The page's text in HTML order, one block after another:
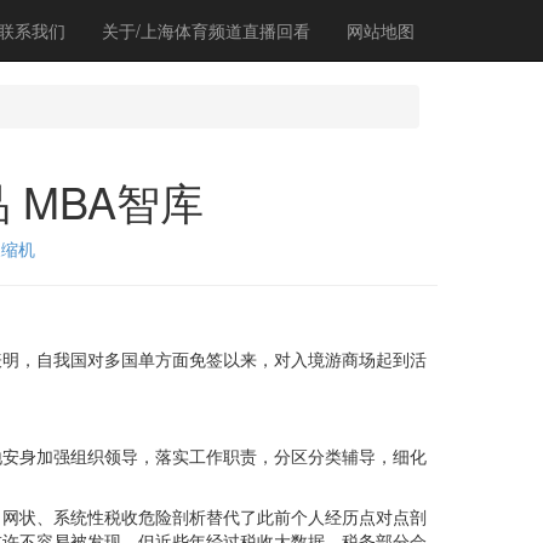
系我们 关于/上海体育频道直播回看 网站地图
MBA智库
机
自我国对多国单方面免签以来，对入境游商场起到活
加强组织领导，落实工作职责，分区分类辅导，细化
、系统性税收危险剖析替代了此前个人经历点对点剖